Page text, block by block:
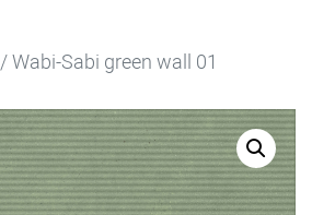
/ Wabi-Sabi green wall 01